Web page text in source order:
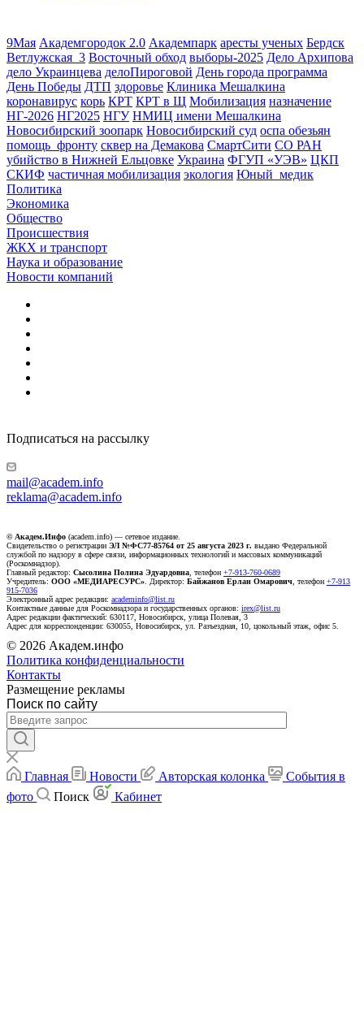
9Мая Академгородок 2.0 Академпарк аресты ученых Бердск
Ветлужская_3 Восточный обход выборы-2025 Дело Архипова
дело Украинцева делоПироговой День города программа
День Победы ДТП здоровье Клиника Мешалкина
коронавирус корь КРТ КРТ в Щ Мобилизация назначение
НГ-2026 НГ2025 НГУ НМИЦ имени Мешалкина
Новосибирский зоопарк Новосибирский суд оспа обезьян
помощь_фронту сквер на Демакова СмартСити СО РАН
убийство в Нижней Ельцовке Украина ФГУП «УЭВ» ЦКП
СКИФ частичная мобилизация экология Юный_медик
Политика
Экономика
Общество
Происшествия
ЖКХ и транспорт
Наука и образование
Новости компаний
Подписаться на рассылку
mail@academ.info
reklama@academ.info
© Академ.Инфо (academ.info) — сетевое издание.
Свидетельство о регистрации ЭЛ №ФС77-85764 от 25 августа 2023 г. выдано Федеральной
службой по надзору в сфере связи, информационных технологий и массовых коммуникаций
(Роскомнадзор).
Главный редактор: Сысолина Полина Эдуардовна , телефон +7-913-760-0689
Учредитель: ООО «МЕДИАРЕСУРС» . Директор: Байжанов Ерлан Омарович , телефон +7-913
915-7036
Электронный адрес редакции: academinfo@list.ru
Контактные данные для Роскомнадзора и государственных органов: irex@list.ru
Адрес редакции фактический: 630117, Новосибирск, улица Полевая, 3
Адрес для корреспонденции: 630055, Новосибирск, ул. Разъездная, 10, цокольный этаж, офис 5.
© 2026 Академ.инфо
Политика конфиденциальности
Контакты
Размещение рекламы
Поиск по сайту
Главная Новости Авторская колонка
События в
фото
Поиск Кабинет